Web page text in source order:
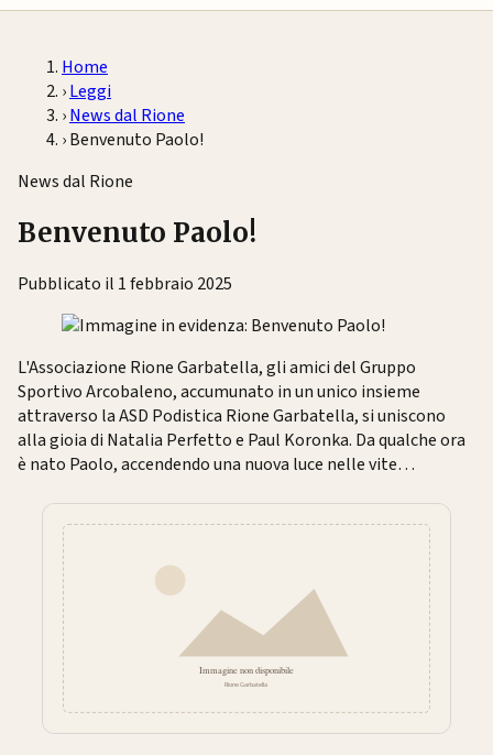
Home
›Leggi
›News dal Rione
›Benvenuto Paolo!
News dal Rione
Benvenuto Paolo!
Pubblicato il 1 febbraio 2025
L'Associazione Rione Garbatella, gli amici del Gruppo
Sportivo Arcobaleno, accumunato in un unico insieme
attraverso la ASD Podistica Rione Garbatella, si uniscono
alla gioia di Natalia Perfetto e Paul Koronka. Da qualche ora
è nato Paolo, accendendo una nuova luce nelle vite…